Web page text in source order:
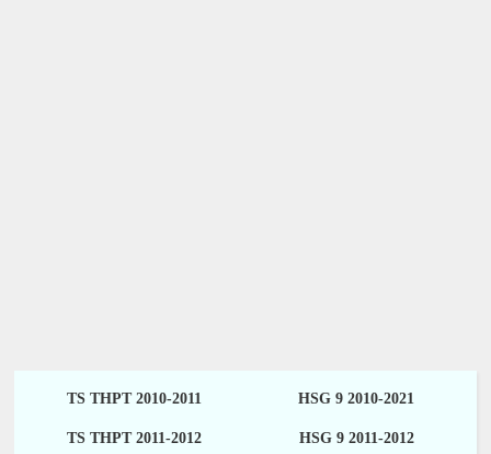
TS THPT 2010-2011 HSG 9 2010-2021
TS THPT 2011-2012 HSG 9 2011-2012